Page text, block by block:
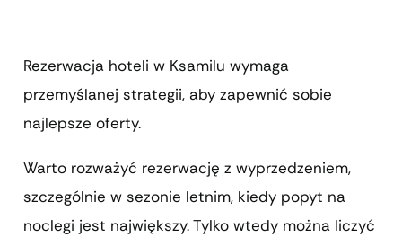
Rezerwacja hoteli w Ksamilu wymaga
przemyślanej strategii, aby zapewnić sobie
najlepsze oferty.
Warto rozważyć rezerwację z wyprzedzeniem,
szczególnie w sezonie letnim, kiedy popyt na
noclegi jest największy. Tylko wtedy można liczyć